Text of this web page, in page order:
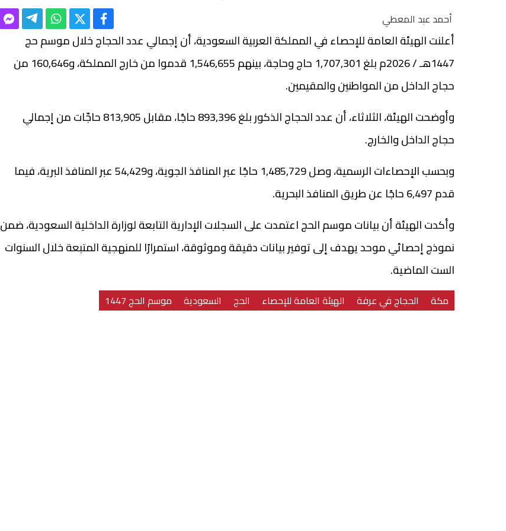
أحمد عبد المعطي
أعلنت الهيئة العامة للإحصاء في المملكة العربية السعودية، أن إجمالي عدد الحجاج خلال موسم حج
1447هـ / 2026م بلغ 1,707,301 حاج وحاجة، بينهم 1,546,655 قدموا من خارج المملكة، و160,646 من
حجاج الداخل من المواطنين والمقيمين.
وأوضحت الهيئة، الثلاثاء، أن عدد الحجاج الذكور بلغ 893,396 حاجًا، مقابل 813,905 حاجّات من إجمالي
حجاج الداخل والخارج.
وبحسب الإحصاءات الرسمية، وصل 1,485,729 حاجًا عبر المنافذ الجوية، و54,429 عبر المنافذ البرية، فيما
قدم 6,497 حاجًا عن طريق المنافذ البحرية.
وأكدت الهيئة أن بيانات موسم الحج اعتمدت على السجلات الإدارية التابعة لوزارة الداخلية السعودية، ضمن
نموذج إحصائي موحد يهدف إلى توفير بيانات دقيقة وموثوقة، استمرارًا للمنهجية المتبعة خلال السنوات
الست الماضية.
مكة الحجاج في عرفة الهيئة العامة للإحصاء الحج السعودية موسم الحج 1447